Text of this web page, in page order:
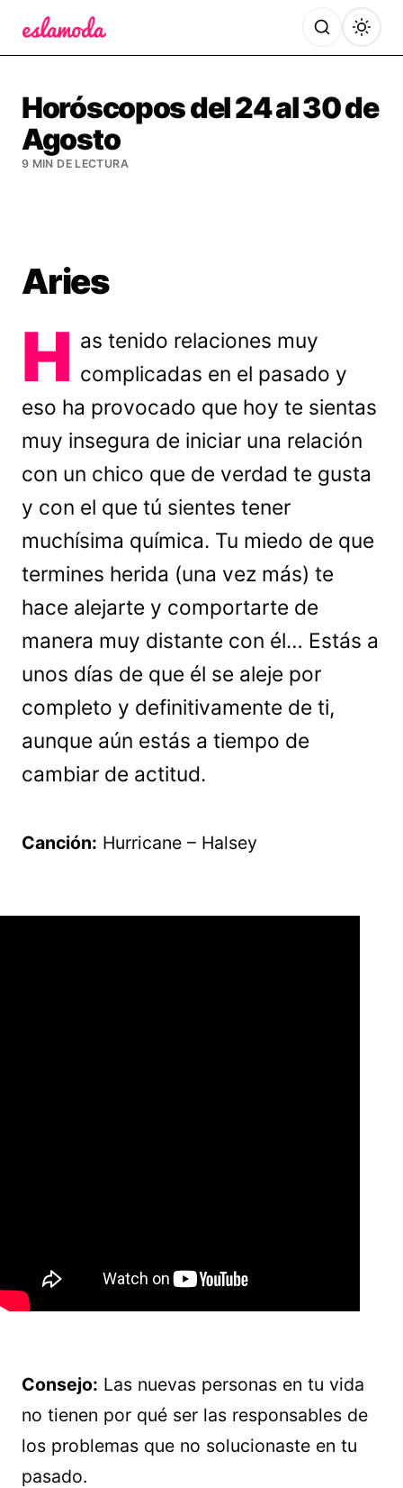
Horóscopos del 24 al 30 de
Agosto
9 MIN DE LECTURA
Aries
H as tenido relaciones muy
complicadas en el pasado y
eso ha provocado que hoy te sientas
muy insegura de iniciar una relación
con un chico que de verdad te gusta
y con el que tú sientes tener
muchísima química. Tu miedo de que
termines herida (una vez más) te
hace alejarte y comportarte de
manera muy distante con él… Estás a
unos días de que él se aleje por
completo y definitivamente de ti,
aunque aún estás a tiempo de
cambiar de actitud.
Canción: Hurricane – Halsey
Consejo: Las nuevas personas en tu vida
no tienen por qué ser las responsables de
los problemas que no solucionaste en tu
pasado.